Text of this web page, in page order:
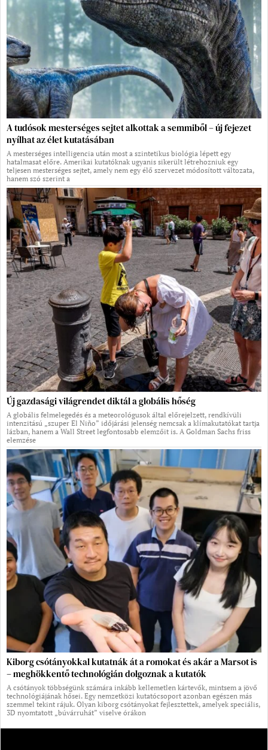
A tudósok mesterséges sejtet alkottak a semmiből – új fejezet
nyílhat az élet kutatásában
A mesterséges intelligencia után most a szintetikus biológia lépett egy
hatalmasat előre. Amerikai kutatóknak ugyanis sikerült létrehozniuk egy
teljesen mesterséges sejtet, amely nem egy élő szervezet módosított változata,
hanem szó szerint a
Új gazdasági világrendet diktál a globális hőség
A globális felmelegedés és a meteorológusok által előrejelzett, rendkívüli
intenzitású „szuper El Niño” időjárási jelenség nemcsak a klímakutatókat tartja
lázban, hanem a Wall Street legfontosabb elemzőit is. A Goldman Sachs friss
elemzése
Kiborg csótányokkal kutatnák át a romokat és akár a Marsot is
– meghökkentő technológián dolgoznak a kutatók
A csótányok többségünk számára inkább kellemetlen kártevők, mintsem a jövő
technológiájának hősei. Egy nemzetközi kutatócsoport azonban egészen más
szemmel tekint rájuk. Olyan kiborg csótányokat fejlesztettek, amelyek speciális,
3D nyomtatott „búvárruhát” viselve órákon